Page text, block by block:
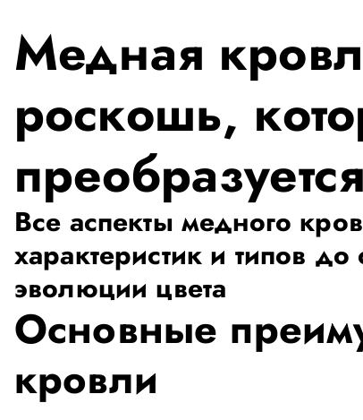
Медная
роскошь,
Все аспекты медного
характеристик и типов
эволюции цвета
Основные
кровли